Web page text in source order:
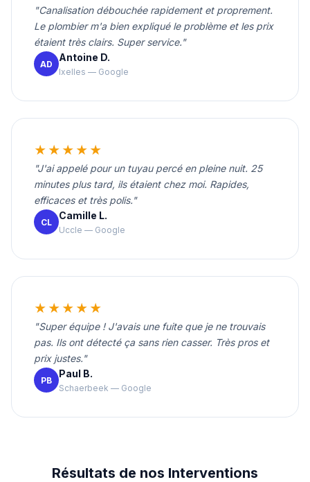
"Canalisation débouchée rapidement et proprement.
Le plombier m'a bien expliqué le problème et les prix
étaient très clairs. Super service."
AD
Antoine D.
Ixelles — Google
★★★★★
"J'ai appelé pour un tuyau percé en pleine nuit. 25
minutes plus tard, ils étaient chez moi. Rapides,
efficaces et très polis."
CL
Camille L.
Uccle — Google
★★★★★
"Super équipe ! J'avais une fuite que je ne trouvais
pas. Ils ont détecté ça sans rien casser. Très pros et
prix justes."
PB
Paul B.
Schaerbeek — Google
Résultats de nos Interventions